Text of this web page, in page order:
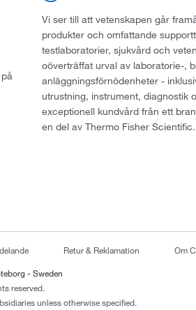
Vi ser till att vetenskapen går
produkter och omfattande
testlaboratorier, sjukvård och
oöverträffat urval av laboratorie-,
anläggningsförnödenheter -
utrustning, instrument, diagnostik
exceptionell kundvård från ett
en del av Thermo Fisher Scientific.
Retur & Reklamation Om
- Sweden
reserved.
unless otherwise specified.